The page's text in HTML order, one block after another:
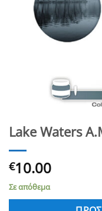
Lake Waters
€10.00
Σε απόθεμα